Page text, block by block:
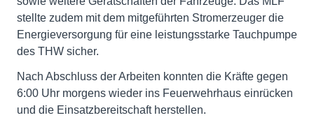
stellte zudem mit dem mitgeführten Stromerzeuger die
Energieversorgung für eine leistungsstarke Tauchpumpe
des THW sicher.
Nach Abschluss der Arbeiten konnten die Kräfte gegen
6:00 Uhr morgens wieder ins Feuerwehrhaus einrücken
und die Einsatzbereitschaft herstellen.